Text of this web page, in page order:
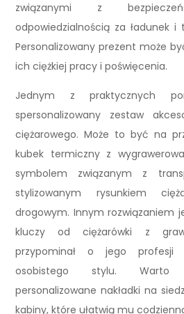
związanymi z
odpowiedzialnością za ładunek i
Personalizowany prezent może
ich ciężkiej pracy i poświęcenia.
Jednym z praktycznych
spersonalizowany zestaw
ciężarowego. Może to być na
kubek termiczny z
symbolem związanym z
stylizowanym rysunkiem
drogowym. Innym rozwiązaniem
kluczy od ciężarówki z
przypominał o jego profesji
osobistego stylu. Warto
personalizowane nakładki na
kabiny, które ułatwią mu